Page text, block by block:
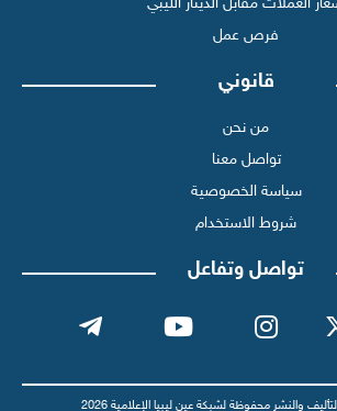
العملات مقابل الدينار الليبي
فرص عمل
قانوني
من نحن
تواصل معنا
سياسة الخصوصية
شروط الاستخدام
تواصل وتفاعل
والنشر محفوظة لشبكة عين ليبيا الإعلامية 2026